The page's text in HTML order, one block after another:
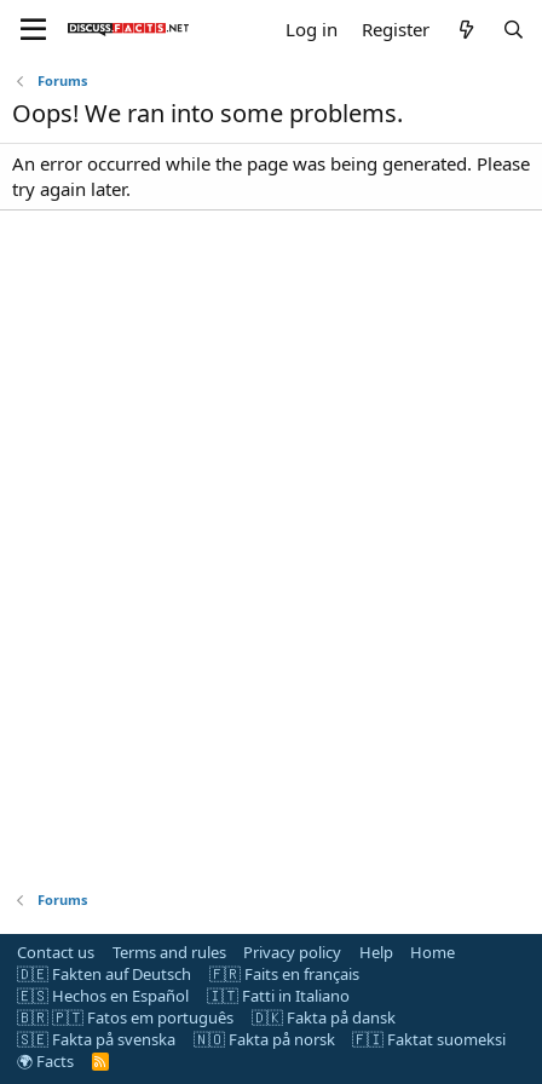
Log in Register
Forums
Oops! We ran into some problems.
An error occurred while the page was being generated. Please
try again later.
Forums
Contact us Terms and rules Privacy policy Help
Home
🇩🇪 Fakten auf Deutsch
🇫🇷 Faits en français
🇪🇸 Hechos en Español
🇮🇹 Fatti in Italiano
🇧🇷 🇵🇹 Fatos em português
🇩🇰 Fakta på dansk
🇸🇪 Fakta på svenska
🇳🇴 Fakta på norsk
🇫🇮 Faktat suomeksi
🌍 Facts
R